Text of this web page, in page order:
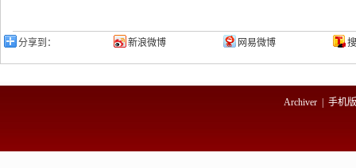
分享到： 新浪微博 网易微博
Archiver | 手机版